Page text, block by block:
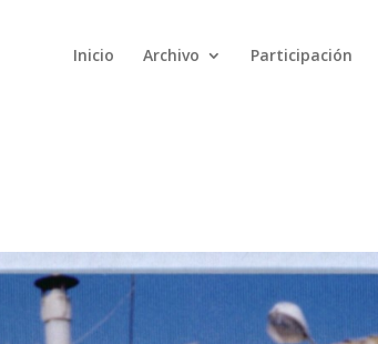
Inicio Archivo Participación